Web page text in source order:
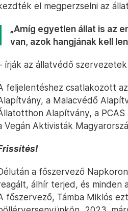
el megperzselni az
„Amíg egyetlen állat is az
van, azok hangjának kell
írják az állatvédő
feljelentéshez csatlakozott
a Malacvédő
Alapítvány, a
Vegán Aktivisták
a főszervező
álhír terjed, és minden
főszervező, Támba Miklós